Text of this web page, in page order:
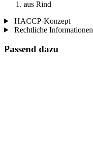
aus Rind
HACCP-Konzept
Rechtliche Informationen
Passend dazu